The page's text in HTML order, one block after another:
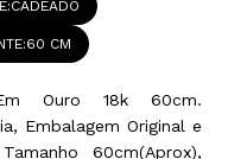
Ouro 18k 60cm.
Embalagem Original e
60cm(Aprox),
CADEADO
60 CM